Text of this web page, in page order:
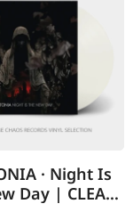
· Night Is
Day | CLEAR